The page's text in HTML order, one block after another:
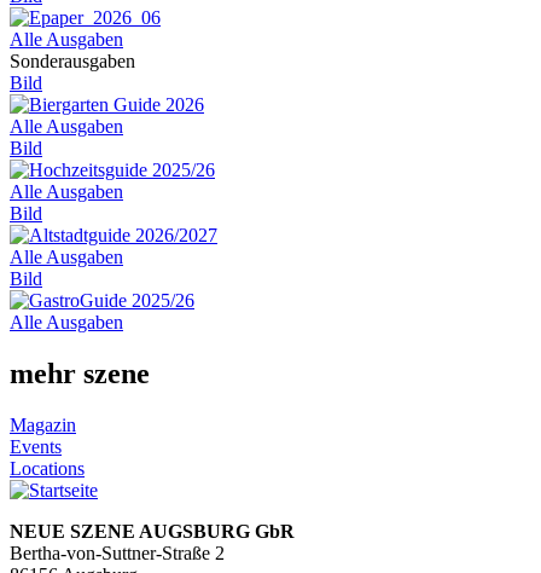
Alle Ausgaben
Sonderausgaben
Bild
Alle Ausgaben
Bild
Alle Ausgaben
Bild
Alle Ausgaben
Bild
Alle Ausgaben
mehr szene
Magazin
Events
Locations
NEUE SZENE AUGSBURG GbR
Bertha-von-Suttner-Straße 2